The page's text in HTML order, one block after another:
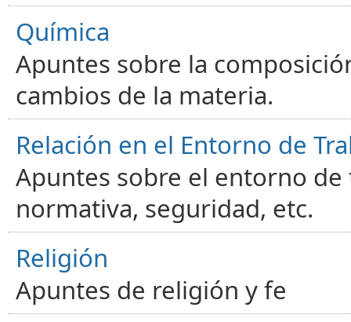
Química
Apuntes sobre la
cambios de la materia.
Relación en el Entorno de
Apuntes sobre el entorno
normativa, seguridad, etc.
Religión
Apuntes de religión y fe